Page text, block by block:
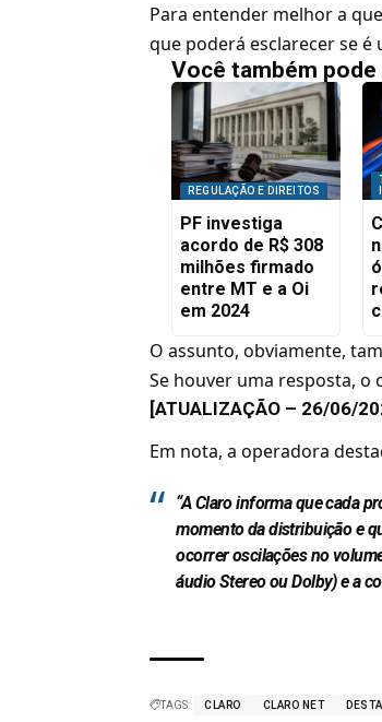
Para entender melhor a
que poderá esclarecer se
Você também
REGULAÇÃO E DIREITOS
PF investiga
acordo de R$ 308
milhões firmado
entre MT e a Oi
em 2024
O assunto, obviamente,
Se houver uma resposta, o
[ATUALIZAÇÃO – 26/06/
Em nota, a operadora
“A Claro informa que cada
momento da distribuição e
ocorrer oscilações no
áudio Stereo ou Dolby) e a
TAGS: CLARO CLARO NET